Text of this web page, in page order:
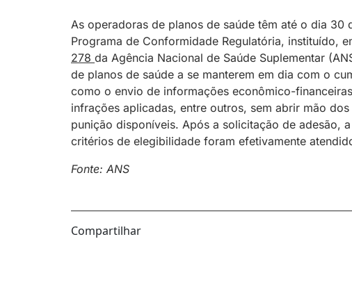
As operadoras de planos de saúde têm até o dia
Programa de Conformidade Regulatória, instituído,
278 da Agência Nacional de Saúde Suplementar
de planos de saúde a se manterem em dia com o
como o envio de informações econômico-
infrações aplicadas, entre outros, sem abrir mão
punição disponíveis. Após a solicitação de adesão,
critérios de elegibilidade foram efetivamente
Fonte: ANS
Compartilhar